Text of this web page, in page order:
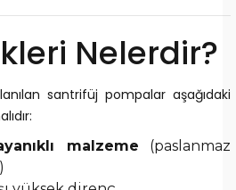
Nelerdir?
santrifüj pompalar aşağıdaki
malzeme (paslanmaz